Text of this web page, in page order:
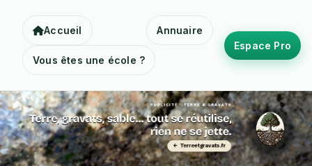
Accueil Annuaire
Vous êtes une école ?
Espace Pro